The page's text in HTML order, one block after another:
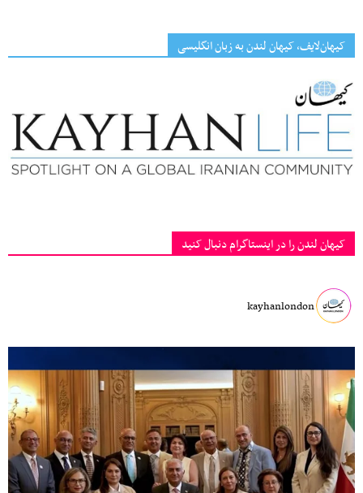
کیهان‌لایف، کیهان لندن به زبان انگلیسی
کیهان لندن را در اینستاگرام دنبال کنید
kayhanlondon